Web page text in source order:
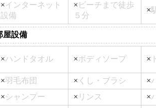
×インターネット
設備
× ビーチまで徒歩
５分
×
屋設備
×ハンドタオル ×ボディソープ ×
×羽毛布団 × くし・ブラシ ×
×シャンプー × リンス ×